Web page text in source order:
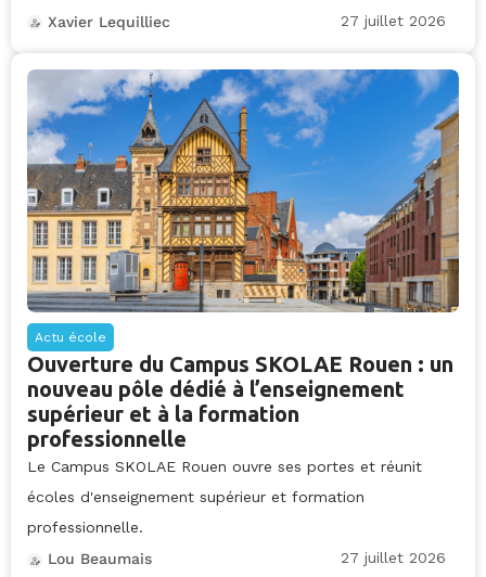
Xavier Lequilliec
27 juillet 2026
Actu école
Ouverture du Campus SKOLAE Rouen : un
nouveau pôle dédié à l’enseignement
supérieur et à la formation
professionnelle
Le Campus SKOLAE Rouen ouvre ses portes et réunit
écoles d'enseignement supérieur et formation
professionnelle.
Lou Beaumais
27 juillet 2026